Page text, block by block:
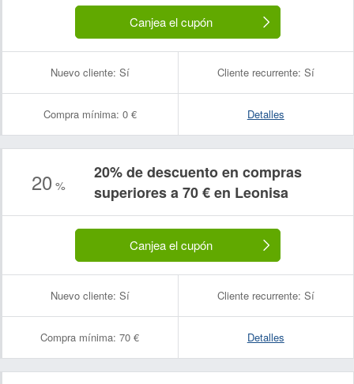
Canjea el cupón
Nuevo cliente: Sí Cliente recurrente: Sí
Compra mínima: 0 € Detalles
20 %
20% de descuento en compras
superiores a 70 € en Leonisa
Canjea el cupón
Nuevo cliente: Sí Cliente recurrente: Sí
Compra mínima: 70 € Detalles
Nombre:
Correo electrónico: